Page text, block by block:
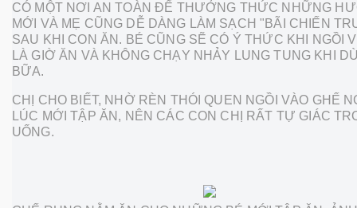
CÓ MỘT NƠI AN TOÀN ĐỂ THƯỞNG THỨC NHỮNG
MỚI VÀ MẸ CŨNG DỄ DÀNG LÀM SẠCH "BÃI CHIẾN
SAU KHI CON ĂN. BÉ CŨNG SẼ CÓ Ý THỨC KHI NGỒI
LÀ GIỜ ĂN VÀ KHÔNG CHẠY NHẢY LUNG TUNG KHI
BỮA.
CHỊ CHO BIẾT, NHỜ RÈN THÓI QUEN NGỒI VÀO GHẾ
LÚC MỚI TẬP ĂN, NÊN CÁC CON CHỊ RẤT TỰ GIÁC
UỐNG.